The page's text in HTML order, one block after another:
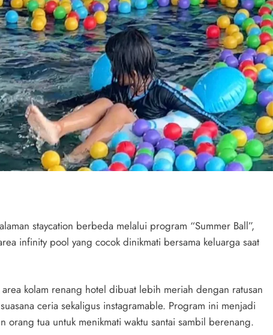
staycation berbeda melalui program “Summer Ball”,
infinity pool yang cocok dinikmati bersama keluarga saat
kolam renang hotel dibuat lebih meriah dengan ratusan
ceria sekaligus instagramable. Program ini menjadi
orang tua untuk menikmati waktu santai sambil berenang.